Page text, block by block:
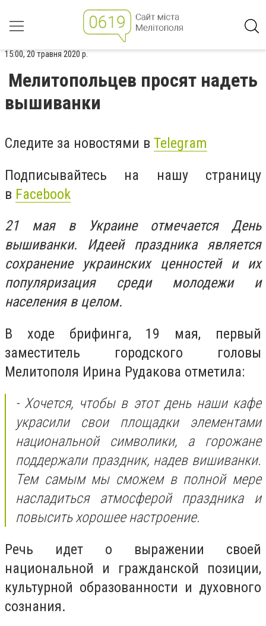
15:00, 20 травня 2020 р.
Мелитопольцев просят надеть
вышиванки
Следите за новостями в Telegram
Подписывайтесь на нашу страницу
в Facebook
21 мая в Украине отмечается День
вышиванки. Идеей праздника является
сохранение украинских ценностей и их
популяризация среди молодежи и
населения в целом.
В ходе брифинга, 19 мая, первый
заместитель городского головы
Мелитополя Ирина Рудакова отметила:
- Хочется, чтобы в этот день наши кафе
украсили свои площадки элементами
национальной символики, а горожане
поддержали праздник, надев вишиванки.
Тем самым мы сможем в полной мере
насладиться атмосферой праздника и
повысить хорошее настроение.
Речь идет о выражении своей
национальной и гражданской позиции,
культурной образованности и духовного
сознания.